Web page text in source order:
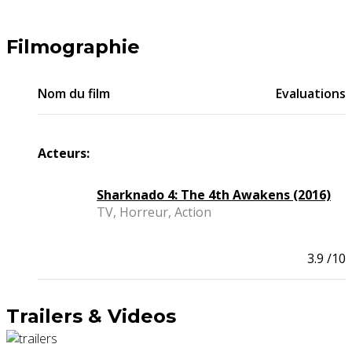
Filmographie
Nom du film Evaluations
Acteurs:
Sharknado 4: The 4th Awakens (2016)
TV, Horreur, Action
3.9 /10
Trailers & Videos